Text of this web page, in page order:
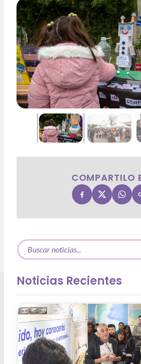
‹
COMPARTILO
Noticias Recientes